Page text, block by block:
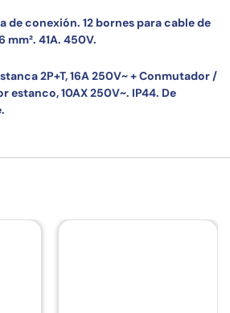
de conexión. 12 bornes para cable de
mm². 41A. 450V.
2P+T, 16A 250V~ + Conmutador /
estanco, 10AX 250V~. IP44. De